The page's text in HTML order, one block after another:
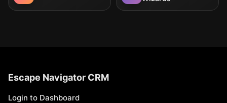
Escape Navigator CRM
Login to Dashboard